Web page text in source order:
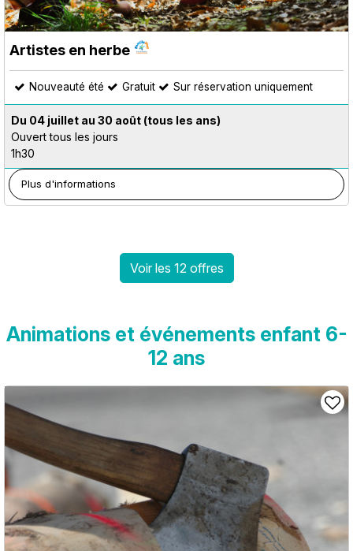
Artistes en herbe
Nouveauté été Gratuit Sur réservation uniquement
Du 04 juillet au 30 août (tous les ans)
Ouvert tous les jours
1h30
Plus d'informations
Voir les 12 offres
Animations et événements enfant 6-
12 ans